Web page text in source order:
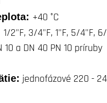
+40 °C
1/2"F, 3/4"F, 1"F, 5/4"F,
10 a DN 40 PN 10 príruby
jednofázové 220 -